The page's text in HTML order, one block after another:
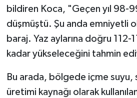
bildiren Koca, "Geçen yıl 98-
düşmüştü. Şu anda emniyetli
baraj. Yaz aylarına doğru 112-
kadar yükseleceğini tahmin
Bu arada, bölgede içme suyu,
üretimi kaynağı olarak